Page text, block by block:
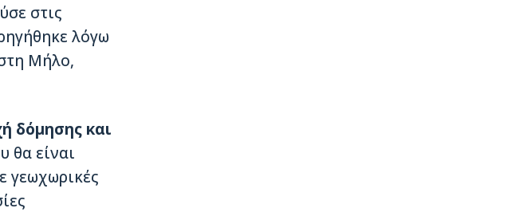
στις
λόγω
Μήλο,
δόμησης και
θα είναι
γεωχωρικές